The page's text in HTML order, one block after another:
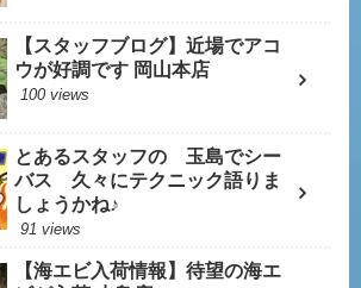
【スタッフブログ】近場でアコ
ウが好調です 岡山本店
100 views
とあるスタッフの 玉島でシー
バス 久々にテクニック語りま
しょうかね♪
91 views
【海エビ入荷情報】待望の海エ